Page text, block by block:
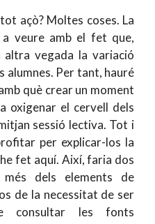
açò? Moltes coses. La
veure amb el fet que,
vegada la variació
alumnes. Per tant, hauré
què crear un moment
oxigenar el cervell dels
sessió lectiva. Tot i
per explicar-los la
fet aquí. Així, faria dos
dels elements de
de la necessitat de ser
consultar les fonts